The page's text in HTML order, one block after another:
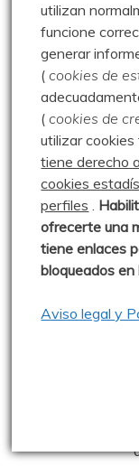
Santiago, esta
Frómista,
0 comentarios
productivo,
paseo
1 comentario
utilizan
funcione
generar
(cookies de
(cookies de
utilizar
tiene derecho
cookies
perfiles .
ofrecerte una
tiene enlaces
bloqueados
Aviso legal y